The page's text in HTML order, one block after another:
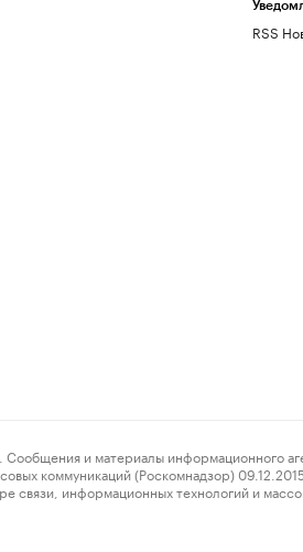
RSS
и материалы информационного
коммуникаций (Роскомнадзор)
связи, информационных технологий и